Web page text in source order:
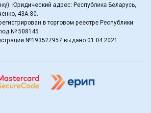
Юридический адрес: Республика Беларусь,
43А-80.
в торговом реестре Республики
№ 508145
№193527957 выдано 01.04.2021